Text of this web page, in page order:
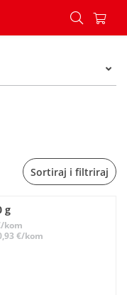
- Konzum
Sortiraj i filtriraj
g
kom
€/kom